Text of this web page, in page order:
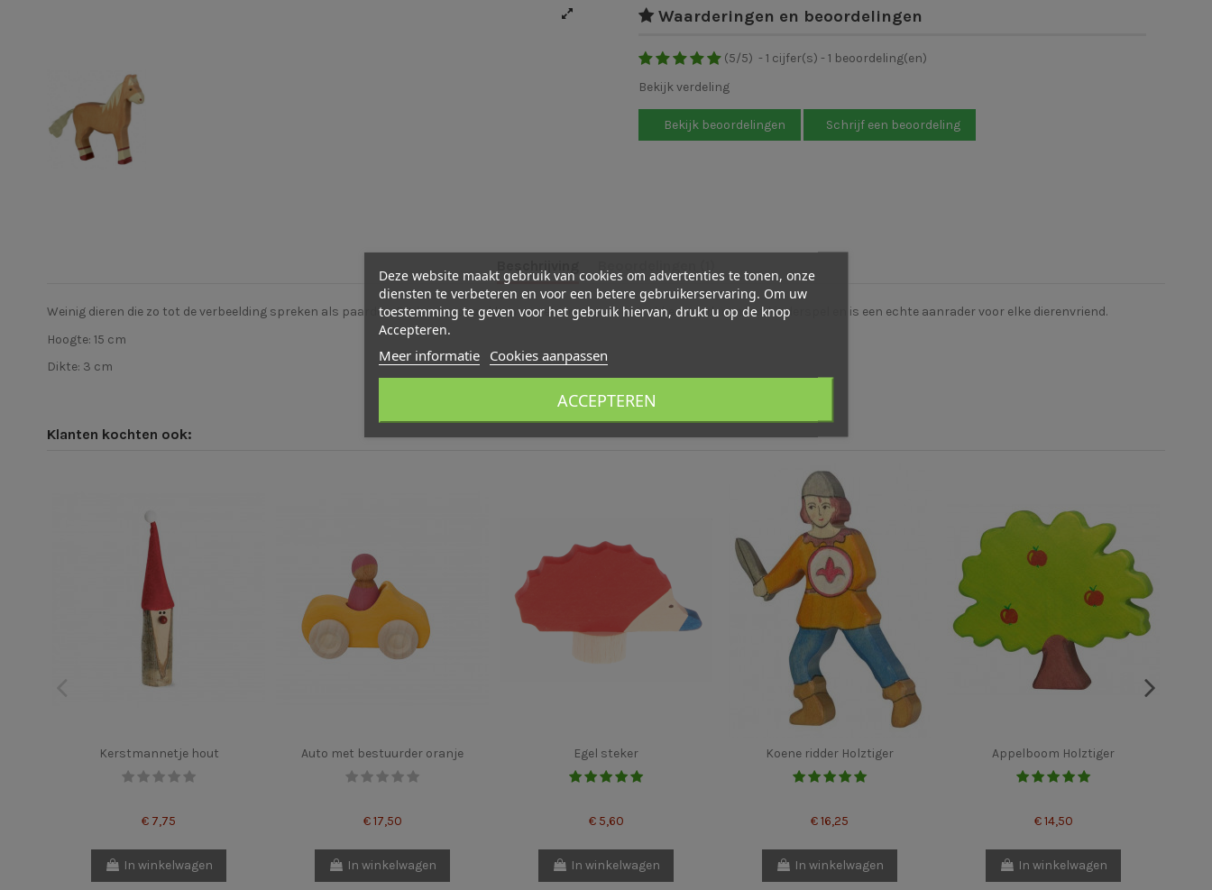
Waarderingen en beoordelingen
(5/5) - 1 cijfer(s) - 1 beoordeling(en)
Bekijk verdeling
Bekijk beoordelingen Schrijf een beoordeling
Weinig dieren die zo tot de verbeelding spreken als paarden. Dit bruine paard kan op vele manieren betrokken worden in het kinderspel en is een echte aanrader voor elke dierenvriend.
Hoogte: 15 cm
Dikte: 3 cm
Klanten kochten ook:
Kerstmannetje hout
€ 7,75
In winkelwagen
Auto met bestuurder oranje
€ 17,50
In winkelwagen
Egel steker
€ 5,60
In winkelwagen
Koene ridder Holztiger
€ 16,25
In winkelwagen
Appelboom Holztiger
€ 14,50
In winkelwagen
Deze website maakt gebruik van cookies om advertenties te tonen, onze
diensten te verbeteren en voor een betere gebruikerservaring. Om uw
toestemming te geven voor het gebruik hiervan, drukt u op de knop
Accepteren.
Meer informatie Cookies aanpassen
ACCEPTEREN